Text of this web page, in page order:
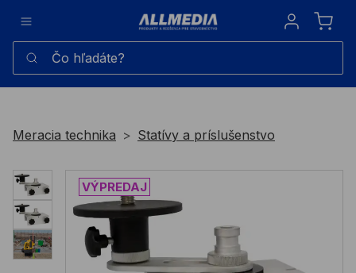
Sign in
Čo hľadáte?
Meracia technika Statívy a príslušenstvo